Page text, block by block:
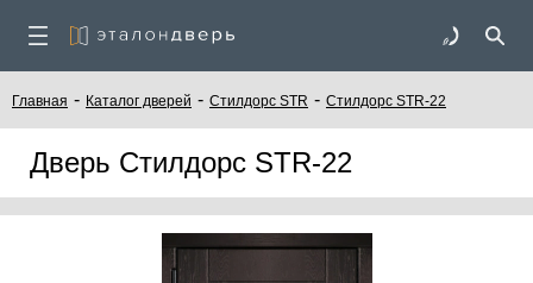
Главная - Каталог дверей - Стилдорс STR - Стилдорс STR-22
Дверь Стилдорс STR-22